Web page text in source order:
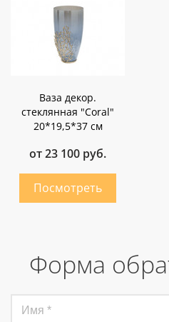
Ваза декор.
стеклянная "Coral"
20*19,5*37 см
от 23 100 руб.
Форма